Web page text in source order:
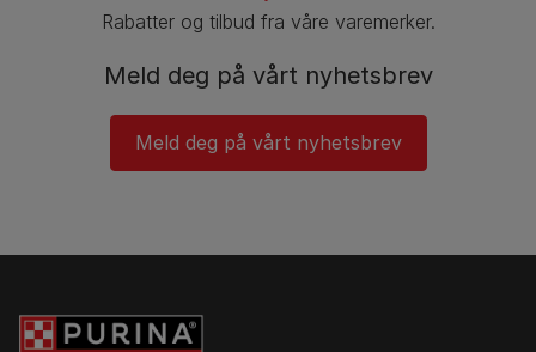
Rabatter og tilbud fra våre varemerker.
Meld deg på vårt nyhetsbrev
Meld deg på vårt nyhetsbrev